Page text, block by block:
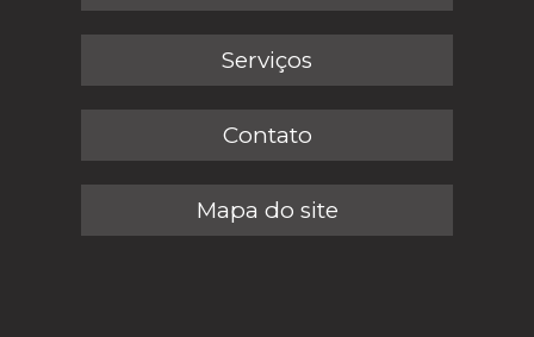
Serviços
Contato
Mapa do site